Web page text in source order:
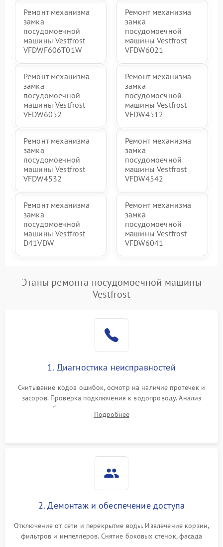
Ремонт механизма
замка
посудомоечной
машины Vestfrost
VFDWF606T01W
Ремонт механизма
замка
посудомоечной
машины Vestfrost
VFDW6021
Ремонт механизма
замка
посудомоечной
машины Vestfrost
VFDW6052
Ремонт механизма
замка
посудомоечной
машины Vestfrost
VFDW4512
Ремонт механизма
замка
посудомоечной
машины Vestfrost
VFDW4532
Ремонт механизма
замка
посудомоечной
машины Vestfrost
VFDW4542
Ремонт механизма
замка
посудомоечной
машины Vestfrost
D41VDW
Ремонт механизма
замка
посудомоечной
машины Vestfrost
VFDW6041
Этапы ремонта посудомоечной машины
Vestfrost
1. Диагностика неисправностей
Считывание кодов ошибок, осмотр на наличие протечек и
засоров. Проверка подключения к водопроводу. Анализ
жалоб на отсутствие слива, нагрева, вращения
разбрызгивателей или срабатывание системы защиты
Подробнее
2. Демонтаж и обеспечение доступа
Отключение от сети и перекрытие воды. Извлечение корзин,
фильтров и импеллеров. Снятие боковых стенок, фасада